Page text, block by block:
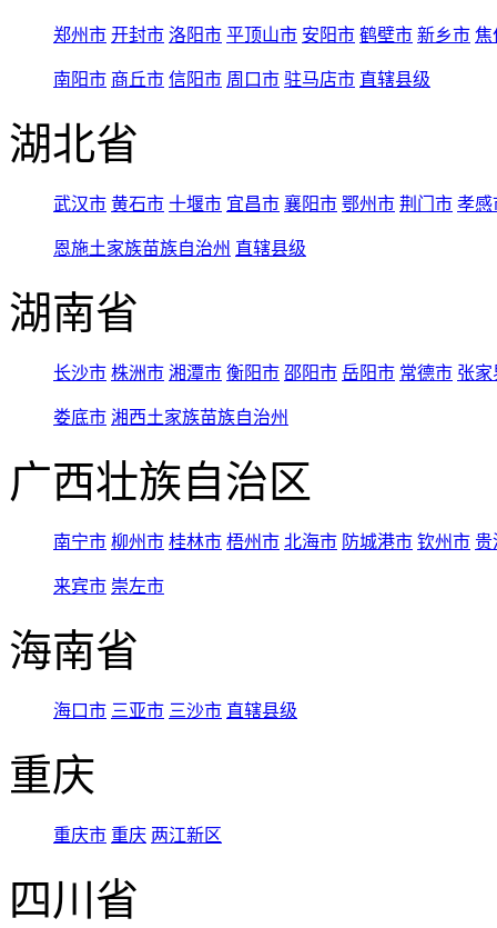
郑州市 开封市 洛阳市 平顶山市 安阳市 鹤壁市 新乡市 焦
南阳市 商丘市 信阳市 周口市 驻马店市 直辖县级
湖北省
武汉市 黄石市 十堰市 宜昌市 襄阳市 鄂州市 荆门市 孝感
恩施土家族苗族自治州 直辖县级
湖南省
长沙市 株洲市 湘潭市 衡阳市 邵阳市 岳阳市 常德市 张家
娄底市 湘西土家族苗族自治州
广西壮族自治区
南宁市 柳州市 桂林市 梧州市 北海市 防城港市 钦州市 贵
来宾市 崇左市
海南省
海口市 三亚市 三沙市 直辖县级
重庆
重庆市 重庆 两江新区
四川省